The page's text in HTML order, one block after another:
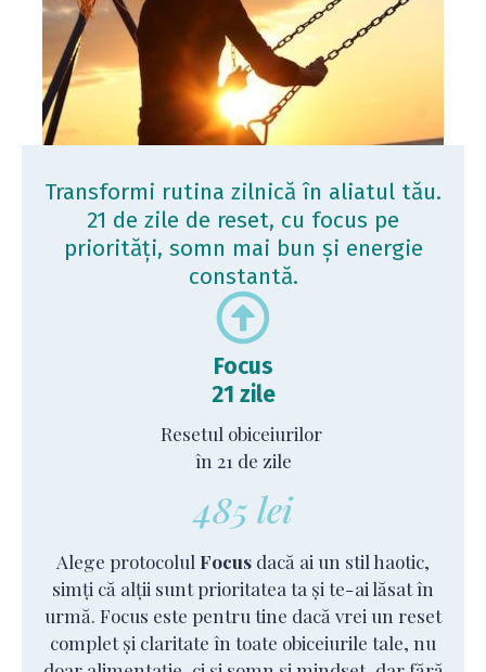
Transformi rutina zilnică în aliatul tău.
21 de zile de reset, cu focus pe
priorități, somn mai bun și energie
constantă.
Focus
21 zile
Resetul obiceiurilor
în 21 de zile
485 lei
Alege protocolul Focus dacă ai un stil haotic,
simți că alții sunt prioritatea ta și te-ai lăsat în
urmă. Focus este pentru tine dacă vrei un reset
complet și claritate în toate obiceiurile tale, nu